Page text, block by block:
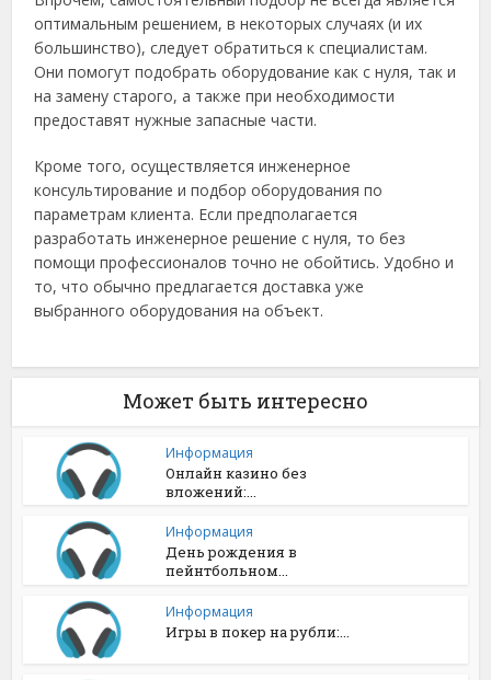
оптимальным решением, в некоторых случаях (и их
большинство), следует обратиться к специалистам.
Они помогут подобрать оборудование как с нуля, так и
на замену старого, а также при необходимости
предоставят нужные запасные части.
Кроме того, осуществляется инженерное
консультирование и подбор оборудования по
параметрам клиента. Если предполагается
разработать инженерное решение с нуля, то без
помощи профессионалов точно не обойтись. Удобно и
то, что обычно предлагается доставка уже
выбранного оборудования на объект.
Может быть интересно
Информация
Онлайн казино без
вложений:...
Информация
День рождения в
пейнтбольном...
Информация
Игры в покер на рубли:...